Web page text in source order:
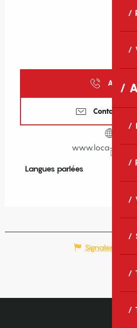
Appeler
Contactez-
www.loca-
Langues parlées
Langues parlées
Signaler une